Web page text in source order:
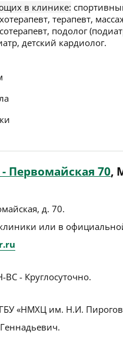
в клинике:
терапевт,
подолог
детский кардиолог.
Первомайская 70,
д. 70.
или в
ВС - Круглосуточно.
«НМХЦ им. Н.И.